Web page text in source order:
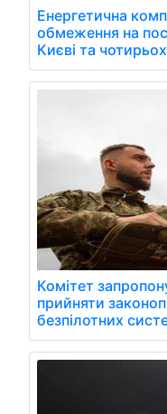
Енергетична
обмеження на
Києві та
Комітет
прийняти
безпілотних